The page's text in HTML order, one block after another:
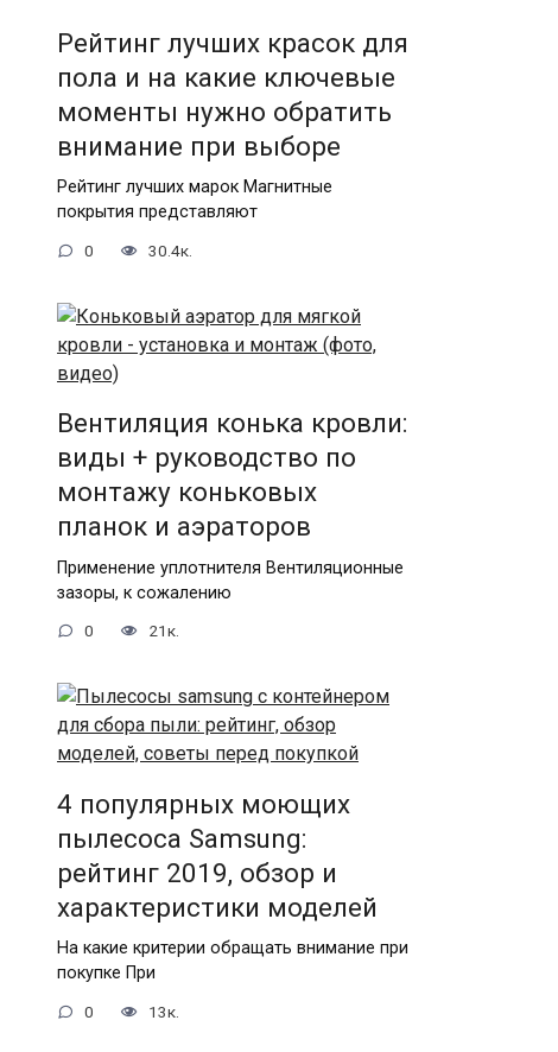
Рейтинг лучших красок для
пола и на какие ключевые
моменты нужно обратить
внимание при выборе
Рейтинг лучших марок Магнитные
покрытия представляют
0 30.4к.
Вентиляция конька кровли:
виды + руководство по
монтажу коньковых
планок и аэраторов
Применение уплотнителя Вентиляционные
зазоры, к сожалению
0 21к.
4 популярных моющих
пылесоса Samsung:
рейтинг 2019, обзор и
характеристики моделей
На какие критерии обращать внимание при
покупке При
0 13к.